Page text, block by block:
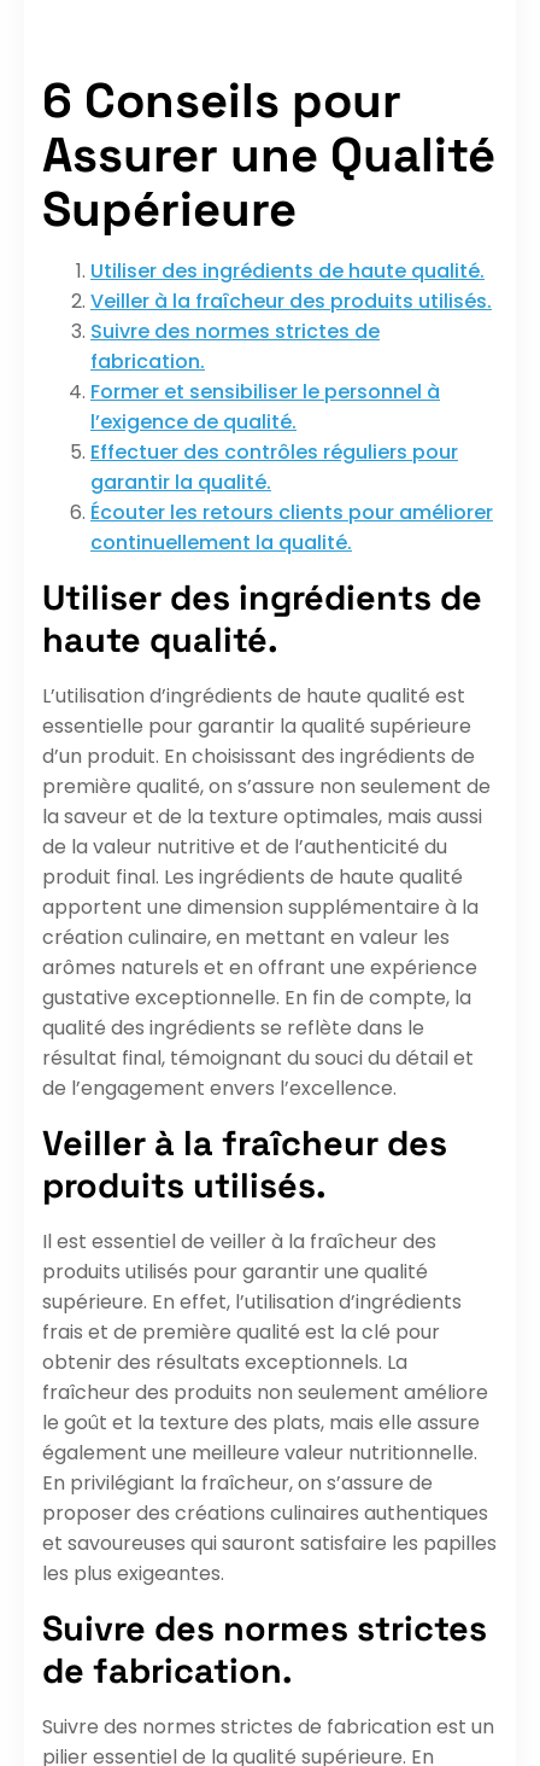
6 Conseils pour
Assurer une Qualité
Supérieure
Utiliser des ingrédients de haute qualité.
Veiller à la fraîcheur des produits utilisés.
Suivre des normes strictes de
fabrication.
Former et sensibiliser le personnel à
l’exigence de qualité.
Effectuer des contrôles réguliers pour
garantir la qualité.
Écouter les retours clients pour améliorer
continuellement la qualité.
Utiliser des ingrédients de
haute qualité.
L’utilisation d’ingrédients de haute qualité est
essentielle pour garantir la qualité supérieure
d’un produit. En choisissant des ingrédients de
première qualité, on s’assure non seulement de
la saveur et de la texture optimales, mais aussi
de la valeur nutritive et de l’authenticité du
produit final. Les ingrédients de haute qualité
apportent une dimension supplémentaire à la
création culinaire, en mettant en valeur les
arômes naturels et en offrant une expérience
gustative exceptionnelle. En fin de compte, la
qualité des ingrédients se reflète dans le
résultat final, témoignant du souci du détail et
de l’engagement envers l’excellence.
Veiller à la fraîcheur des
produits utilisés.
Il est essentiel de veiller à la fraîcheur des
produits utilisés pour garantir une qualité
supérieure. En effet, l’utilisation d’ingrédients
frais et de première qualité est la clé pour
obtenir des résultats exceptionnels. La
fraîcheur des produits non seulement améliore
le goût et la texture des plats, mais elle assure
également une meilleure valeur nutritionnelle.
En privilégiant la fraîcheur, on s’assure de
proposer des créations culinaires authentiques
et savoureuses qui sauront satisfaire les papilles
les plus exigeantes.
Suivre des normes strictes
de fabrication.
Suivre des normes strictes de fabrication est un
pilier essentiel de la qualité supérieure. En